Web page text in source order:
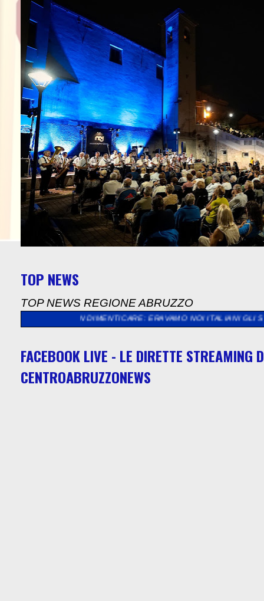
TOP NEWS
TOP NEWS REGIONE ABRUZZO
DIMENTICARE: ERAVAMO NOI ITALIANI GLI STRANIERI, GLI
FACEBOOK LIVE - LE DIRETTE STREAMING
CENTROABRUZZONEWS